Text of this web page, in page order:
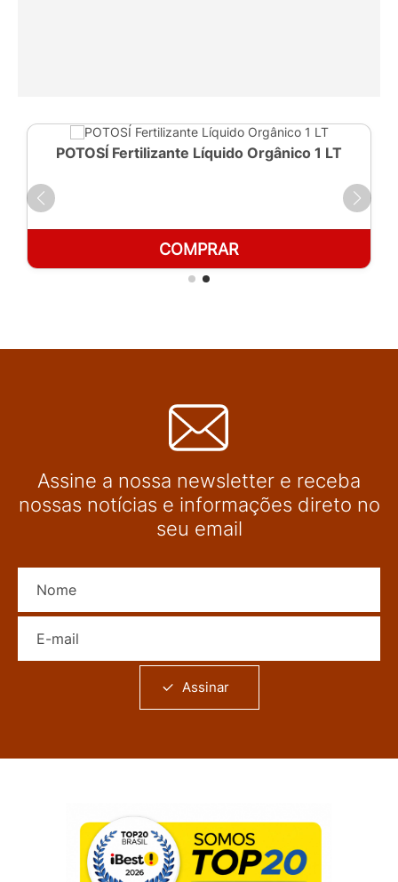
POTOSÍ Fertilizante Líquido Orgânico 1 LT
COMPRAR
Assine a nossa newsletter e receba
nossas notícias e informações direto no
seu email
Assinar